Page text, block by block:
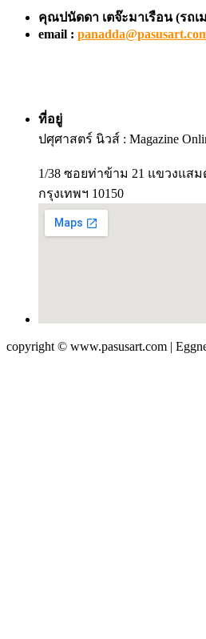
คุณปนัดดา เตจ๊ะมาเรือน (รถเ
email :
ที่อยู่
ปศุศาสตร์ นิวส์ : Magazine
1/38 ซอยท่าข้าม 21 แขวงแส
กรุงเทพฯ 10150
copyright © www.pasusart.com |